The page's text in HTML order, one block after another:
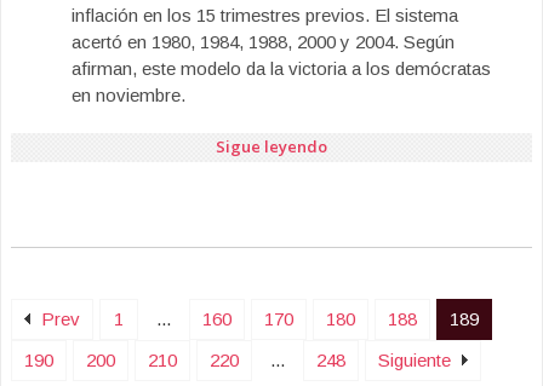
inflación en los 15 trimestres previos. El sistema
acertó en 1980, 1984, 1988, 2000 y 2004. Según
afirman, este modelo da la victoria a los demócratas
en noviembre.
Sigue leyendo
Prev 1 ... 160 170 180 188
189
190
200 210 220 ... 248
Siguiente